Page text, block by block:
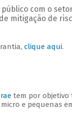
com o
mitigação de
clique aqui.
tem por objetivo
e pequenas